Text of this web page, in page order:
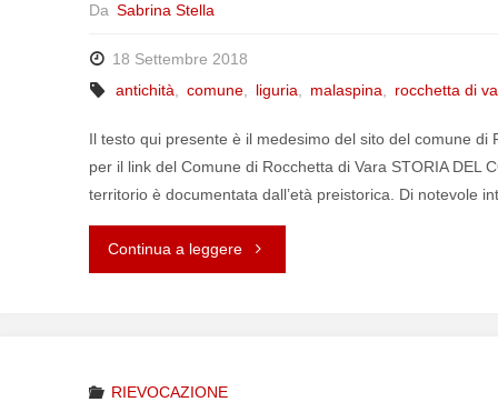
Da Sabrina Stella
18 Settembre 2018
antichità
comune liguria malaspina rocchetta di
Il testo qui presente è il medesimo del sito del comune di
per il link del Comune di Rocchetta di Vara STORIA DEL
territorio è documentata dall’età preistorica. Di notevole
Continua a leggere "ROCCHETTA
RIEVOCAZIONE